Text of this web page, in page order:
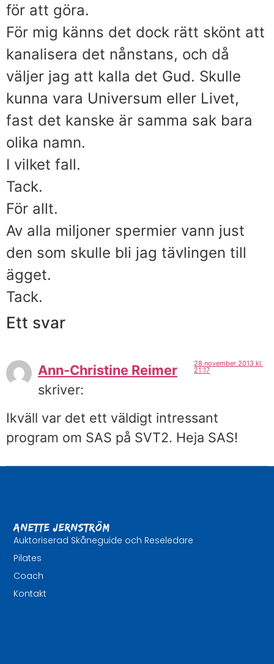
för att göra.
För mig känns det dock rätt skönt att
kanalisera det nånstans, och då
väljer jag att kalla det Gud. Skulle
kunna vara Universum eller Livet,
fast det kanske är samma sak bara
olika namn.
I vilket fall.
Tack.
För allt.
Av alla miljoner spermier vann just
den som skulle bli jag tävlingen till
ägget.
Tack.
Ett svar
Ann-Christine Reimer
skriver:
28 november 2013 kl.
21:17
Ikväll var det ett väldigt intressant
program om SAS på SVT2. Heja SAS!
Anette Jernström
Auktoriserad Skåneguide och Reseledare
Pilates
Coach
Kontakt